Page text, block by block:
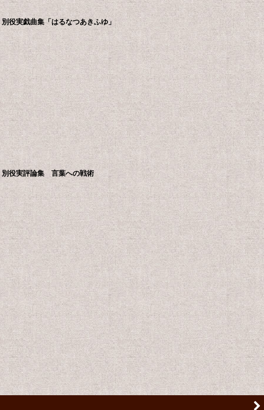
別役実戯曲集「はるなつあきふゆ」
別役実評論集 言葉への戦術